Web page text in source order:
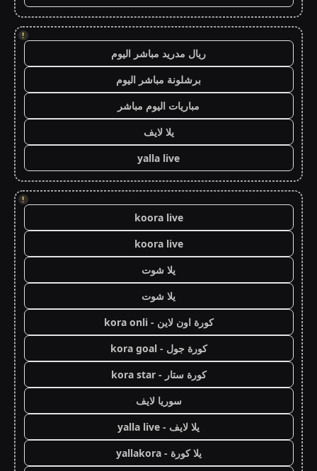
!
ريال مدريد مباشر اليوم
برشلونة مباشر اليوم
مباريات اليوم مباشر
يلا لايف
yalla live
!
koora live
koora live
يلا شوت
يلا شوت
كورة اون لاين - kora onli
كورة جول - kora goal
كورة ستار - kora star
سوريا لايف
يلا لايف - yalla live
يلا كورة - yallakora